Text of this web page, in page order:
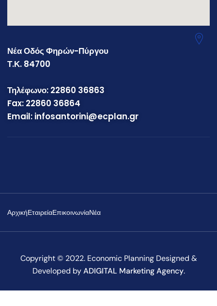
Νέα Οδός Φηρών-Πύργου
Τ.Κ. 84700
Τηλέφωνο: 22860 36863
Fax: 22860 36864
Email: infosantorini@ecplan.gr
ΑρχικήΕταιρείαΕπικοινωνίαΝέα
Copyright © 2022. Economic Planning Designed &
Developed byADIGITAL Marketing Agency.